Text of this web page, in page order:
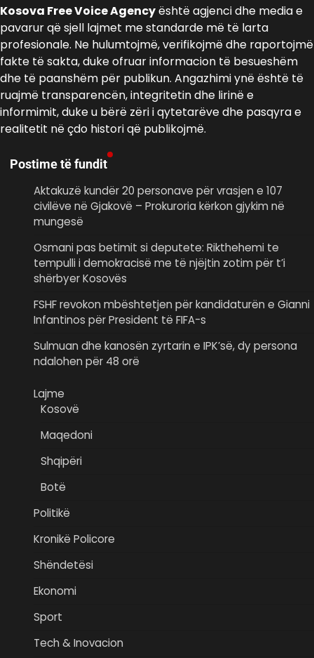
Kosova Free Voice Agencyështë agjenci dhe media e
pavarur që sjell lajmet me standarde më të larta
profesionale. Ne hulumtojmë, verifikojmë dhe raportojmë
fakte të sakta, duke ofruar informacion të besueshëm
dhe të paanshëm për publikun. Angazhimi ynë është të
ruajmë transparencën, integritetin dhe lirinë e
informimit, duke u bërë zëri i qytetarëve dhe pasqyra e
realitetit në çdo histori që publikojmë.
Postime të fundit
Aktakuzë kundër 20 personave për vrasjen e 107
civilëve në Gjakovë – Prokuroria kërkon gjykim në
mungesë
Osmani pas betimit si deputete: Rikthehemi te
tempulli i demokracisë me të njëjtin zotim për t’i
shërbyer Kosovës
FSHF revokon mbështetjen për kandidaturën e Gianni
Infantinos për President të FIFA-s
Sulmuan dhe kanosën zyrtarin e IPK’së, dy persona
ndalohen për 48 orë
Lajme
Kosovë
Maqedoni
Shqipëri
Botë
Politikë
Kronikë Policore
Shëndetësi
Ekonomi
Sport
Tech & Inovacion